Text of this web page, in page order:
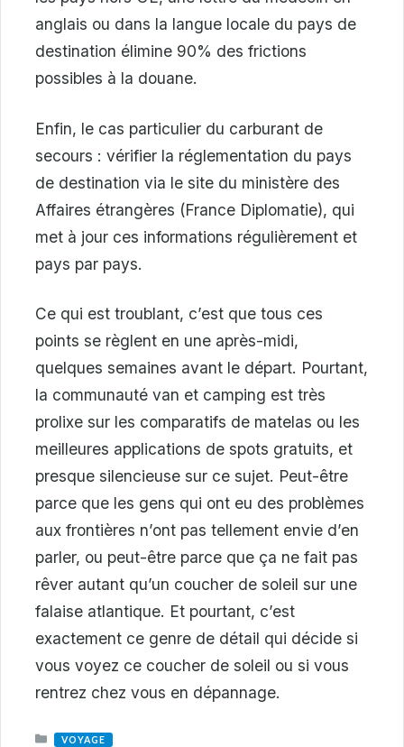
anglais ou dans la langue locale du pays de
destination élimine 90% des frictions
possibles à la douane.
Enfin, le cas particulier du carburant de
secours : vérifier la réglementation du pays
de destination via le site du ministère des
Affaires étrangères (France Diplomatie), qui
met à jour ces informations régulièrement et
pays par pays.
Ce qui est troublant, c’est que tous ces
points se règlent en une après-midi,
quelques semaines avant le départ. Pourtant,
la communauté van et camping est très
prolixe sur les comparatifs de matelas ou les
meilleures applications de spots gratuits, et
presque silencieuse sur ce sujet. Peut-être
parce que les gens qui ont eu des problèmes
aux frontières n’ont pas tellement envie d’en
parler, ou peut-être parce que ça ne fait pas
rêver autant qu’un coucher de soleil sur une
falaise atlantique. Et pourtant, c’est
exactement ce genre de détail qui décide si
vous voyez ce coucher de soleil ou si vous
rentrez chez vous en dépannage.
CATEGORIES
VOYAGE